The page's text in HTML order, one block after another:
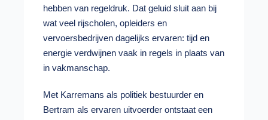
hebben van regeldruk. Dat geluid sluit aan bij
wat veel rijscholen, opleiders en
vervoersbedrijven dagelijks ervaren: tijd en
energie verdwijnen vaak in regels in plaats van
in vakmanschap.
Met Karremans als politiek bestuurder en
Bertram als ervaren uitvoerder ontstaat een